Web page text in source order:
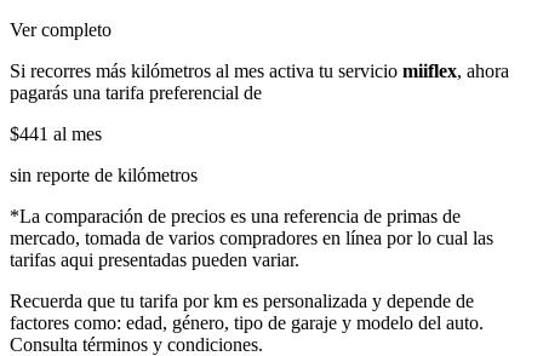
Ver completo
Si recorres más kilómetros al mes activa tu servicio miiflex, ahora
pagarás una tarifa preferencial de
$441 al mes
sin reporte de kilómetros
*La comparación de precios es una referencia de primas de
mercado, tomada de varios compradores en línea por lo cual las
tarifas aqui presentadas pueden variar.
Recuerda que tu tarifa por km es personalizada y depende de
factores como: edad, género, tipo de garaje y modelo del auto.
Consulta términos y condiciones.